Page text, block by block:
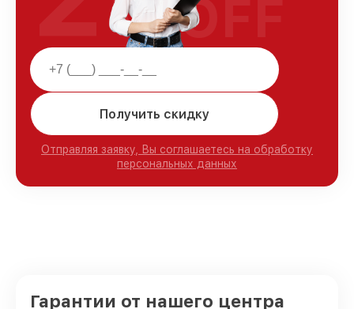
Получить скидку
Отправляя заявку, Вы соглашаетесь на обработку
персональных данных
OFF
Гарантии от нашего центра